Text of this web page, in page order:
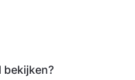
bekijken?